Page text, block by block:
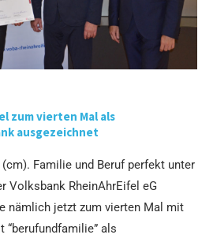
zum vierten Mal als
ausgezeichnet
Familie und Beruf perfekt unter
Volksbank RheinAhrEifel eG
nämlich jetzt zum vierten Mal mit
als